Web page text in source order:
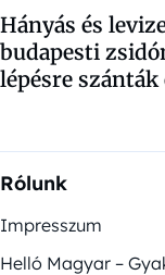
Hányás és
budapesti
lépésre
Rólunk
Impresszum
Helló Magyar –